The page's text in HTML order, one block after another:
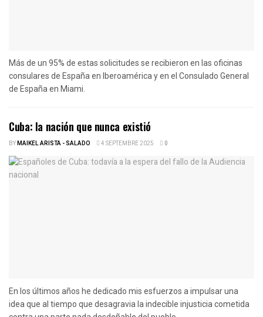
Más de un 95% de estas solicitudes se recibieron en las oficinas
consulares de España en Iberoamérica y en el Consulado General
de España en Miami.
Cuba: la nación que nunca existió
BYMAIKEL ARISTA - SALADO 4 SEPTEMBRE 2025 0
En los últimos años he dedicado mis esfuerzos a impulsar una
idea que al tiempo que desagravia la indecible injusticia cometida